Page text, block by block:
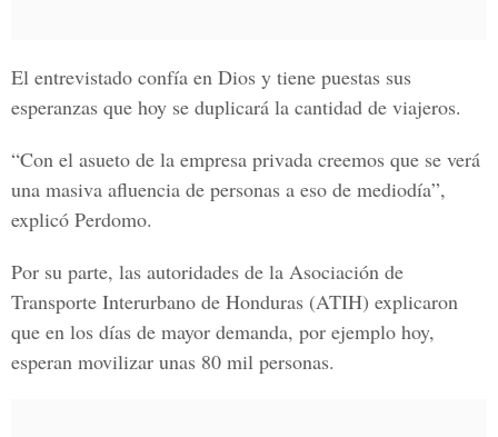
El entrevistado confía en Dios y tiene puestas sus
esperanzas que hoy se duplicará la cantidad de viajeros.
“Con el asueto de la empresa privada creemos que se verá
una masiva afluencia de personas a eso de mediodía”,
explicó Perdomo.
Por su parte, las autoridades de la Asociación de
Transporte Interurbano de Honduras (ATIH) explicaron
que en los días de mayor demanda, por ejemplo hoy,
esperan movilizar unas 80 mil personas.